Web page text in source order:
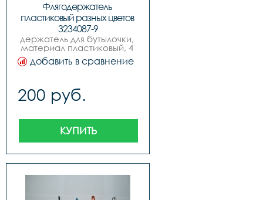
Флягодержатель
пластиковый разных цветов
3234087-9
держатель для бутылочки,
материал пластиковый, 4
добавить в сравнение
200 руб.
КУПИТЬ